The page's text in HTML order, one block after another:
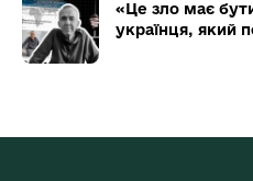
«Це зло має
українця, який